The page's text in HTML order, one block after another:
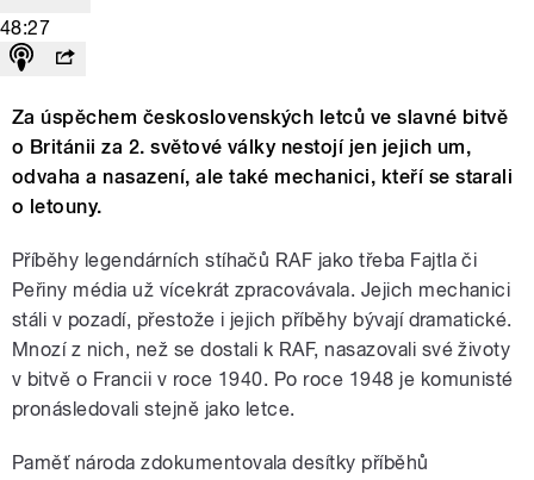
48:27
Za úspěchem československých letců ve slavné bitvě
o Británii za 2. světové války nestojí jen jejich um,
odvaha a nasazení, ale také mechanici, kteří se starali
o letouny.
Příběhy legendárních stíhačů RAF jako třeba Fajtla či
Peřiny média už vícekrát zpracovávala. Jejich mechanici
stáli v pozadí, přestože i jejich příběhy bývají dramatické.
Mnozí z nich, než se dostali k RAF, nasazovali své životy
v bitvě o Francii v roce 1940. Po roce 1948 je komunisté
pronásledovali stejně jako letce.
Paměť národa zdokumentovala desítky příběhů